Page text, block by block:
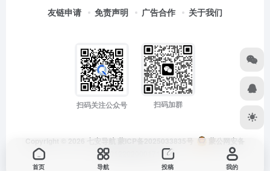
友链申请 免责声明 广告合作 关于我们
扫码关注公众号 扫码加群
Copyright © 2026 七安导航 蒙ICP备2025033835号
蒙公网安备
15012202000171号
首页 导航 投稿 我的